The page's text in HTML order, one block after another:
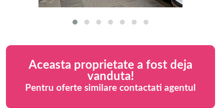
Aceasta proprietate a fost deja
vanduta!
Pentru oferte similare contactati agentul